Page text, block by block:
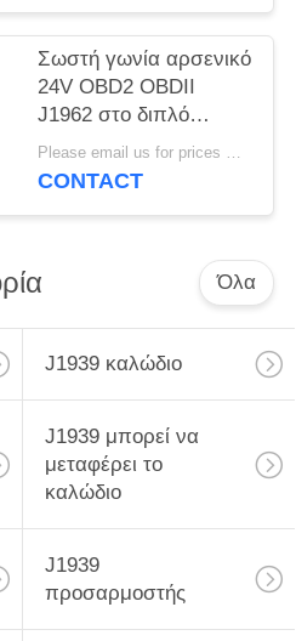
Σωστή γωνία αρσενικό
24V OBD2 OBDII
J1962 στο διπλό
θηλυκό επίπεδο
καλώδιο Υ
Please email us for prices MOQ:100 τεμ
CONTACT
Όλα
J1939 καλώδιο
J1939 μπορεί να
μεταφέρει το
καλώδιο
J1939
προσαρμοστής